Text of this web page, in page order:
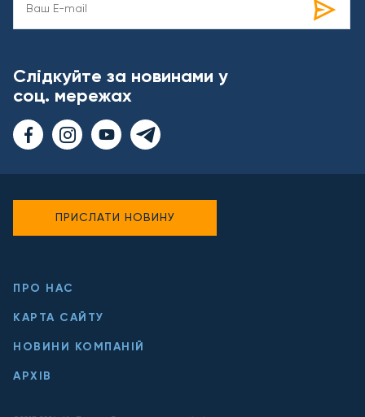
Слідкуйте за новинами у
соц. мережах
ПРО НАС
КАРТА САЙТУ
НОВИНИ КОМПАНІЙ
АРХІВ
ПРИСЛАТИ НОВИНУ